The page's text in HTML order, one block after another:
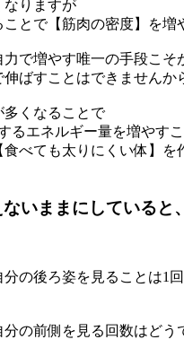
なりますが
とで【筋肉の密度】を増
で増やす唯一の手段こそ
ばすことはできませんか
多くなることで
るエネルギー量を増やす
食べても太りにくい体】を
いままにしていると
分の後ろ姿を見ることは1
の前側を見る回数はどう